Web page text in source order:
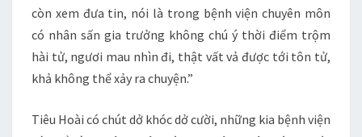
còn xem đưa tin, nói là trong bệnh viện chuyên môn
có nhân sấn gia trưởng không chú ý thời điểm trộm
hài tử, ngươi mau nhìn đi, thật vất vả được tới tôn tử,
khả không thể xảy ra chuyện.”
Tiêu Hoài có chút dở khóc dở cười, những kia bệnh viện